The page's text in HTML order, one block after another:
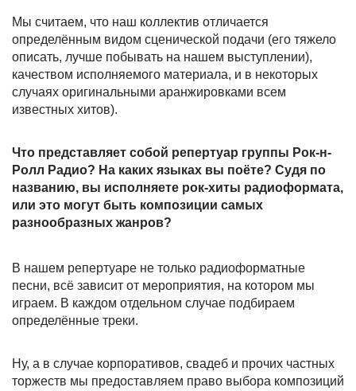
Мы считаем, что наш коллектив отличается
определённым видом сценической подачи (его тяжело
описать, лучше побывать на нашем выступлении),
качеством исполняемого материала, и в некоторых
случаях оригинальными аранжировками всем
известных хитов).
Что представляет собой репертуар группы Рок-н-
Ролл Радио? На каких языках вы поёте? Судя по
названию, вы исполняете рок-хиты радиоформата,
или это могут быть композиции самых
разнообразных жанров?
В нашем репертуаре не только радиоформатные
песни, всё зависит от мероприятия, на котором мы
играем. В каждом отдельном случае подбираем
определённые треки.
Ну, а в случае корпоративов, свадеб и прочих частных
торжеств мы предоставляем право выбора композиций